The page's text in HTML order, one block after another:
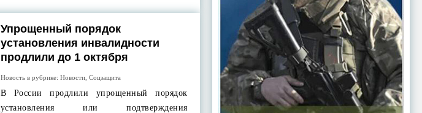
Упрощенный порядок
установления инвалидности
продлили до 1 октября
Новость в рубрике: Новости, Соцзащита
В России продлили упрощенный порядок
установления или подтверждения